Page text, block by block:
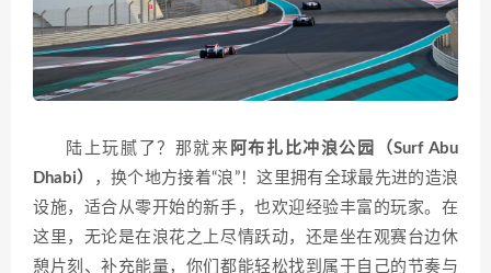
陆上玩腻了？那就来 阿布扎比冲浪公园（Surf Abu
Dhabi）
，换个地方接着“浪”！这里拥有全球最先进的造浪
设施，适合从零开始的新手，也欢迎经验丰富的玩家。在
这里，无论是在浪花之上尽情跃动，还是坐在观赛台边休
憩片刻、补充能量，你们都能轻松找到属于自己的节奏与